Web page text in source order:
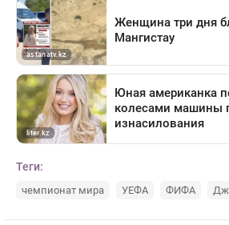
Теги:
чемпионат мира УЕФА ФИФА